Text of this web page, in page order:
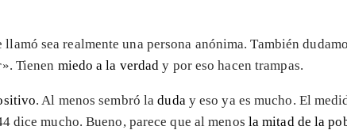
sea realmente una persona anónima. También
Tienen miedo a la verdad y por eso hacen trampas.
. Al menos sembró laduda y eso ya es mucho. El
dice mucho. Bueno, parece que al menos la mitad de la